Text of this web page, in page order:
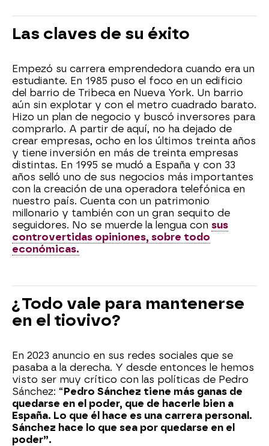
Las claves de su éxito
Empezó su carrera emprendedora cuando era un
estudiante. En 1985 puso el foco en un edificio
del barrio de Tribeca en Nueva York. Un barrio
aún sin explotar y con el metro cuadrado barato.
Hizo un plan de negocio y buscó inversores para
comprarlo. A partir de aquí, no ha dejado de
crear empresas, ocho en los últimos treinta años
y tiene inversión en más de treinta empresas
distintas. En 1995 se mudó a España y con 33
años selló uno de sus negocios más importantes
con la creación de una operadora telefónica en
nuestro país. Cuenta con un patrimonio
millonario y también con un gran sequito de
seguidores. No se muerde la lengua con sus
controvertidas opiniones, sobre todo
económicas.
¿Todo vale para mantenerse
en el tiovivo?
En 2023 anuncio en sus redes sociales que se
pasaba a la derecha. Y desde entonces le hemos
visto ser muy crítico con las políticas de Pedro
Sánchez: “Pedro Sánchez tiene más ganas de
quedarse en el poder, que de hacerle bien a
España. Lo que él hace es una carrera personal.
Sánchez hace lo que sea por quedarse en el
poder”.